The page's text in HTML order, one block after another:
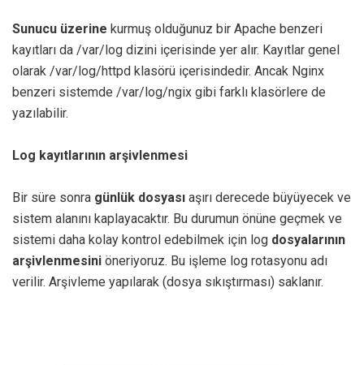
Sunucu üzerine kurmuş olduğunuz bir Apache benzeri
kayıtları da /var/log dizini içerisinde yer alır. Kayıtlar genel
olarak /var/log/httpd klasörü içerisindedir. Ancak Nginx
benzeri sistemde /var/log/ngix gibi farklı klasörlere de
yazılabilir.
Log kayıtlarının arşivlenmesi
Bir süre sonra günlük dosyası aşırı derecede büyüyecek ve
sistem alanını kaplayacaktır. Bu durumun önüne geçmek ve
sistemi daha kolay kontrol edebilmek için log dosyalarının
arşivlenmesini öneriyoruz. Bu işleme log rotasyonu adı
verilir. Arşivleme yapılarak (dosya sıkıştırması) saklanır.